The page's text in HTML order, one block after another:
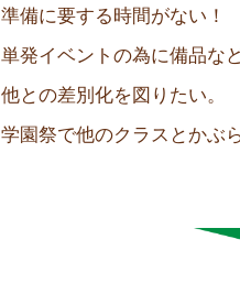
準備に要する時間がない！
単発イベントの為に備品な
他との差別化を図りたい。
学園祭で他のクラスとかぶ